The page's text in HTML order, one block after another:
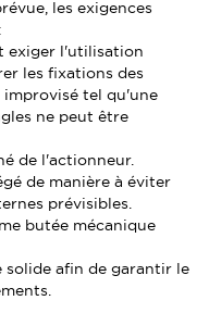
les exigences
exiger l'utilisation
les fixations des
tel qu'une
ne peut être
de l'actionneur.
de manière à éviter
prévisibles.
butée mécanique
solide afin de garantir le